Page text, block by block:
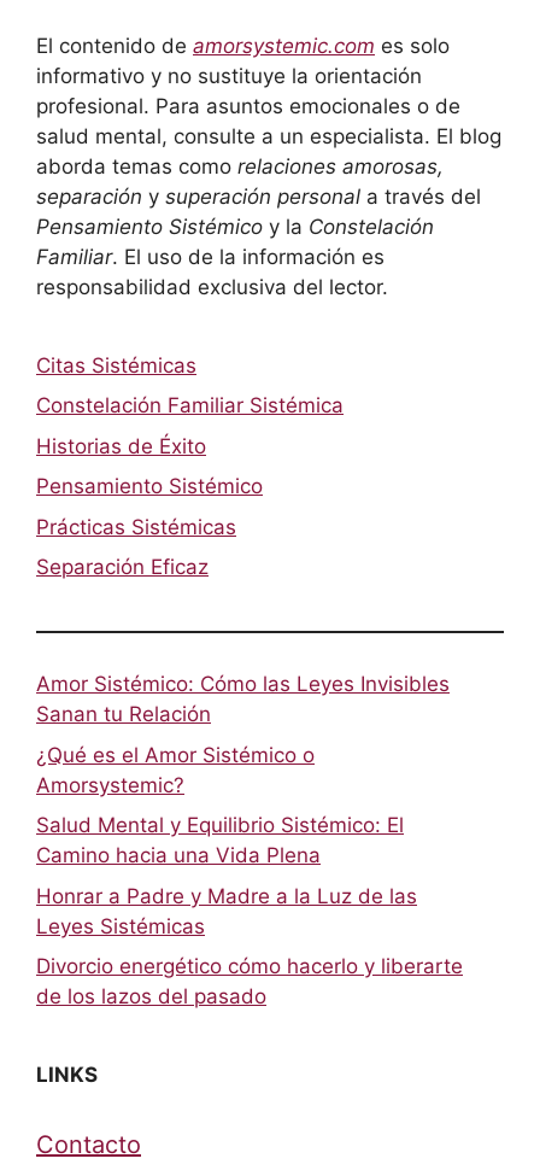
El contenido de amorsystemic.com es solo
informativo y no sustituye la orientación
profesional. Para asuntos emocionales o de
salud mental, consulte a un especialista. El blog
aborda temas como relaciones amorosas,
separación y superación personal a través del
Pensamiento Sistémico y la Constelación
Familiar. El uso de la información es
responsabilidad exclusiva del lector.
Citas Sistémicas
Constelación Familiar Sistémica
Historias de Éxito
Pensamiento Sistémico
Prácticas Sistémicas
Separación Eficaz
Amor Sistémico: Cómo las Leyes Invisibles
Sanan tu Relación
¿Qué es el Amor Sistémico o
Amorsystemic?
Salud Mental y Equilibrio Sistémico: El
Camino hacia una Vida Plena
Honrar a Padre y Madre a la Luz de las
Leyes Sistémicas
Divorcio energético cómo hacerlo y liberarte
de los lazos del pasado
LINKS
Contacto